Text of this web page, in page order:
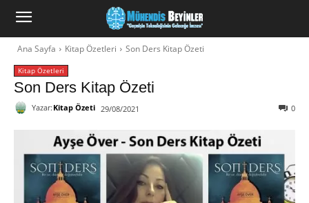
Ana Sayfa Kitap Özetleri Son Ders Kitap Özeti
Kitap Özetleri
Son Ders Kitap Özeti
Yazar: Kitap Özeti 29/08/2021 0